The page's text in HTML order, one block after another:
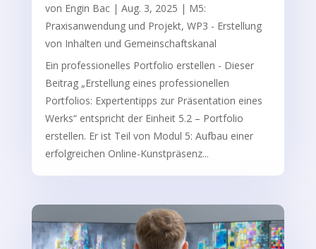
von Engin Bac| Aug. 3, 2025 | M5:
Praxisanwendung und Projekt, WP3 - Erstellung
von Inhalten und Gemeinschaftskanal
Ein professionelles Portfolio erstellen - Dieser
Beitrag „Erstellung eines professionellen
Portfolios: Expertentipps zur Präsentation eines
Werks“ entspricht der Einheit 5.2 – Portfolio
erstellen. Er ist Teil von Modul 5: Aufbau einer
erfolgreichen Online-Kunstpräsenz...